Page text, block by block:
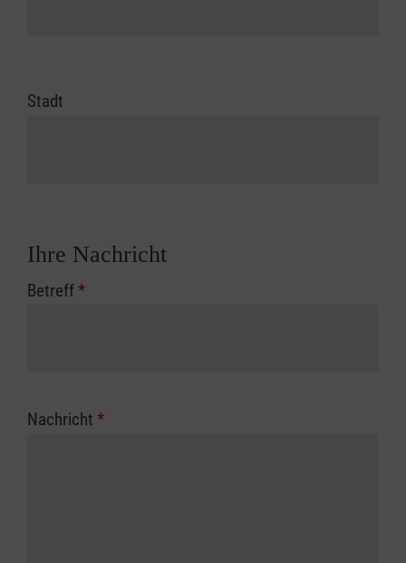
Stadt
Ihre Nachricht
Betreff*
Nachricht *